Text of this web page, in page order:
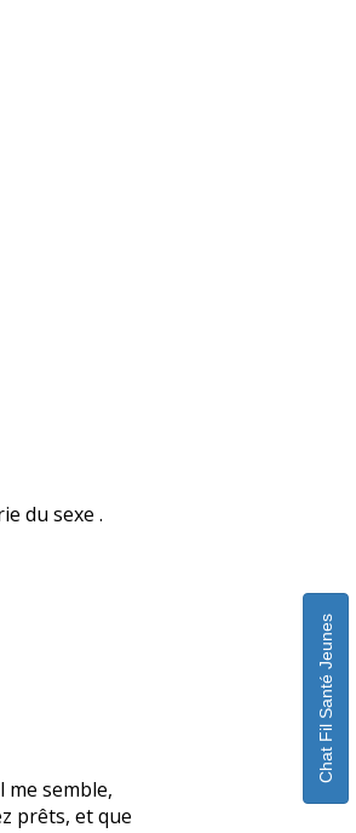
du sexe .
me semble,
prêts, et que
Chat Fil Santé Jeunes